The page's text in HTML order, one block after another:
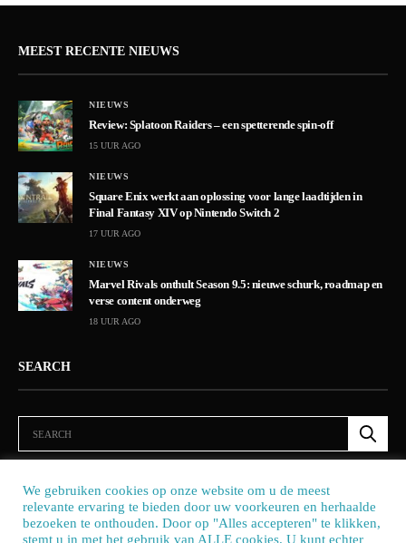
MEEST RECENTE NIEUWS
NIEUWS
Review: Splatoon Raiders – een spetterende spin-off
15 UUR AGO
NIEUWS
Square Enix werkt aan oplossing voor lange laadtijden in
Final Fantasy XIV op Nintendo Switch 2
17 UUR AGO
NIEUWS
Marvel Rivals onthult Season 9.5: nieuwe schurk, roadmap en
verse content onderweg
18 UUR AGO
SEARCH
We gebruiken cookies op onze website om u de meest
relevante ervaring te bieden door uw voorkeuren en herhaalde
bezoeken te onthouden. Door op "Alles accepteren" te klikken,
stemt u in met het gebruik van ALLE cookies. U kunt echter